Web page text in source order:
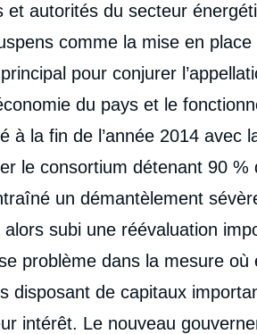
autorités du secteur
comme la mise en
pour conjurer
du pays et le
à la fin de l’année 2014 avec
le consortium détenant 90 %
un démantèlement
subi une réévaluation
problème dans la mesure où
disposant de capitaux
intérêt. Le nouveau
Image
de
couverture
de
publication
Maïté de
Copier